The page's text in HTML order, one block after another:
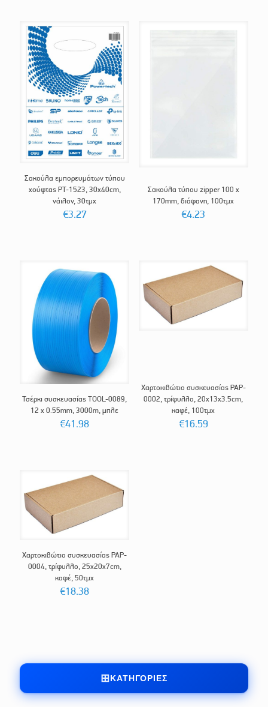
Σακούλα εμπορευμάτων τύπου
χούφτας PT-1523, 30x40cm,
νάιλον, 30τμχ
€3.27
Σακούλα τύπου zipper 100 x
170mm, διάφανη, 100τμχ
€4.23
Τσέρκι συσκευασίας TOOL-0089,
12 x 0.55mm, 3000m, μπλε
€41.98
Χαρτοκιβώτιο συσκευασίας PAP-
0002, τρίφυλλο, 20x13x3.5cm,
καφέ, 100τμχ
€16.59
Χαρτοκιβώτιο συσκευασίας PAP-
0004, τρίφυλλο, 25x20x7cm,
καφέ, 50τμχ
€18.38
ΚΑΤΗΓΟΡΊΕΣ